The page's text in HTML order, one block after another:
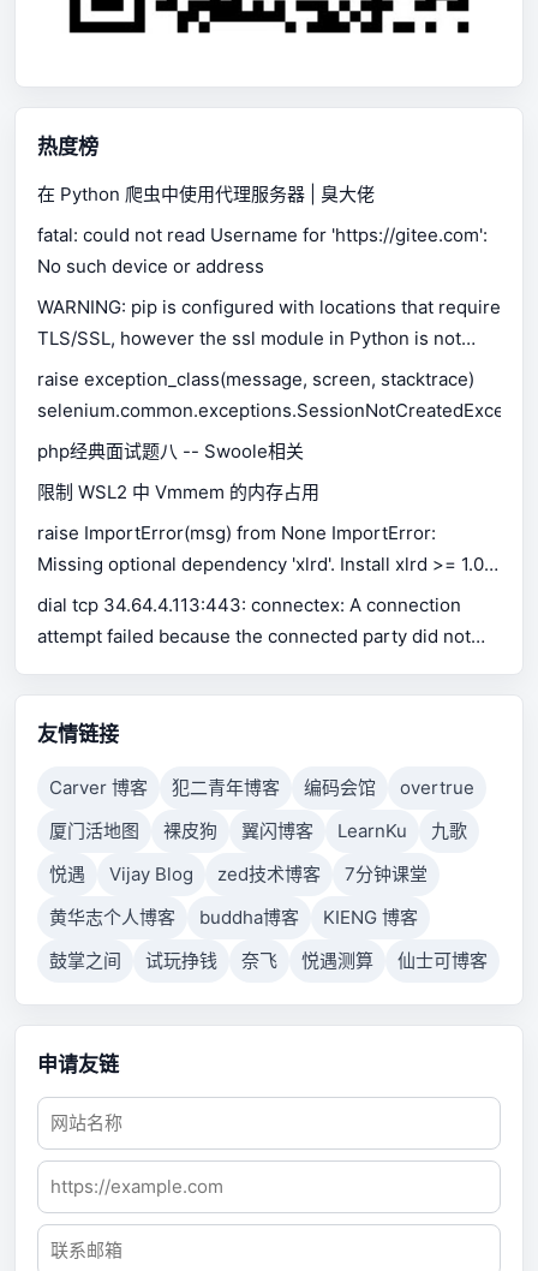
热度榜
在 Python 爬虫中使用代理服务器 | 臭大佬
fatal: could not read Username for 'https://gitee.com':
No such device or address
WARNING: pip is configured with locations that require
TLS/SSL, however the ssl module in Python is not
available.
raise exception_class(message, screen, stacktrace)
php经典面试题八 -- Swoole相关
限制 WSL2 中 Vmmem 的内存占用
raise ImportError(msg) from None ImportError:
Missing optional dependency 'xlrd'. Install xlrd >= 1.0.0
for Excel support Use pip or conda to install xlrd.
dial tcp 34.64.4.113:443: connectex: A connection
attempt failed because the connected party did not
connection failed because connected host has failed
to respond.
友情链接
Carver 博客 犯二青年博客 编码会馆
overtrue
厦门活地图
裸皮狗 翼闪博客 LearnKu
九歌
悦遇
Vijay Blog zed技术博客
7分钟课堂
黄华志个人博客
buddha博客
KIENG 博客
鼓掌之间
试玩挣钱 奈飞 悦遇测算 仙士可博客
申请友链